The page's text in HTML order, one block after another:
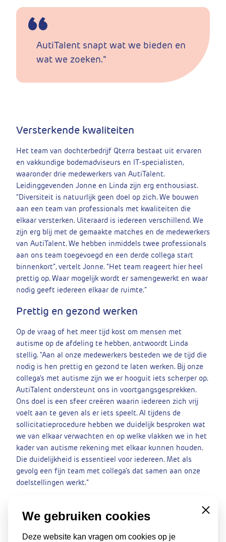
AutiTalent snapt wat we bieden en
wat we zoeken.”
Versterkende kwaliteiten
Het team van dochterbedrijf Qterra bestaat uit ervaren
en vakkundige bodemadviseurs en IT-specialisten,
waaronder drie medewerkers van AutiTalent.
Leidinggevenden Jonne en Linda zijn erg enthousiast.
“Diversiteit is natuurlijk geen doel op zich. We bouwen
aan een team van professionals met kwaliteiten die
elkaar versterken. Uiteraard is iedereen verschillend. We
zijn erg blij met de gemaakte matches en de medewerkers
van AutiTalent. We hebben inmiddels twee professionals
aan ons team toegevoegd en een derde collega start
binnenkort”, vertelt Jonne. “Het team reageert hier heel
prettig op. Waar mogelijk wordt er samengewerkt en waar
nodig geeft iedereen elkaar de ruimte.”
Prettig en gezond werken
Op de vraag of het meer tijd kost om mensen met
autisme op de afdeling te hebben, antwoordt Linda
stellig. “Aan al onze medewerkers besteden we de tijd die
nodig is hen prettig en gezond te laten werken. Bij onze
collega’s met autisme zijn we er hooguit iets scherper op.
AutiTalent ondersteunt ons in voortgangsgesprekken.
Ons doel is een sfeer creëren waarin iedereen zich vrij
voelt aan te geven als er iets speelt. Al tijdens de
sollicitatieprocedure hebben we duidelijk besproken wat
we van elkaar verwachten en op welke vlakken we in het
kader van autisme rekening met elkaar kunnen houden.
Die duidelijkheid is essentieel voor iedereen. Met als
gevolg een fijn team met collega’s dat samen aan onze
doelstellingen werkt.“
Kom ook verder met neurodivers
We gebruiken cookies
Deze website kan vragen om cookies op je
Close